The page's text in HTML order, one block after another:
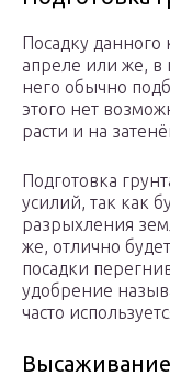
Посадку данного
апреле или же, в
него обычно
этого нет
расти и на
Подготовка
усилий, так как
разрыхления
же, отлично
посадки
удобрение
часто